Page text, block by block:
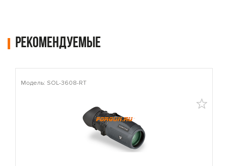
Рекомендуемые
Модель: SOL-3608-RT